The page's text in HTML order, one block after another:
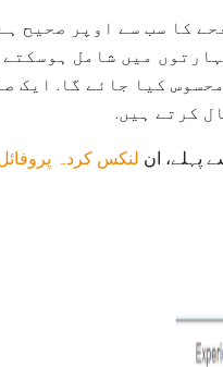
کا سب سے اوپر صحیح
میں شامل
کیا جائے گا. ایک
کرتے ہیں.
پہلے، ان لنکس کردہ